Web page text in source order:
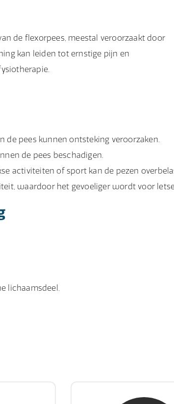
de flexorpees, meestal veroorzaakt door
kan leiden tot ernstige pijn en
de pees kunnen ontsteking veroorzaken.
de pees beschadigen.
activiteiten of sport kan de pezen
waardoor het gevoeliger wordt voor
lichaamsdeel.